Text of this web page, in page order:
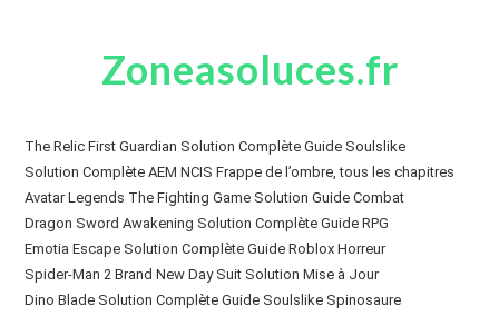
Zoneasoluces.fr
The Relic First Guardian Solution Complète Guide Soulslike
Solution Complète AEM NCIS Frappe de l’ombre, tous les chapitres
Avatar Legends The Fighting Game Solution Guide Combat
Dragon Sword Awakening Solution Complète Guide RPG
Emotia Escape Solution Complète Guide Roblox Horreur
Spider-Man 2 Brand New Day Suit Solution Mise à Jour
Dino Blade Solution Complète Guide Soulslike Spinosaure